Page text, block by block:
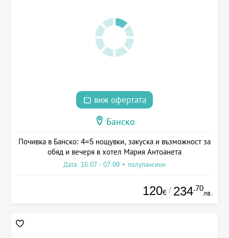
виж офертата
Банско
Почивка в Банско: 4=5 нощувки, закуска и възможност за
обяд и вечеря в хотел Мария Антоанета
Дата: 16.07 - 07.09 + полупансион
120€ / 234.70
лв.